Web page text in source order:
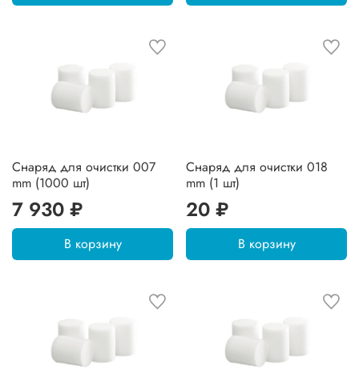
Снаряд для очистки 007
mm (1000 шт)
7 930 ₽
В корзину
Снаряд для очистки 018
mm (1 шт)
20 ₽
В корзину